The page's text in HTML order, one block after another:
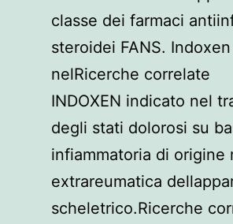
classe dei farmaci
steroidei FANS.
nelRicerche correlate
INDOXEN indicato nel
degli stati dolorosi su
infiammatoria di origine
extrareumatica
scheletrico.Ricerche